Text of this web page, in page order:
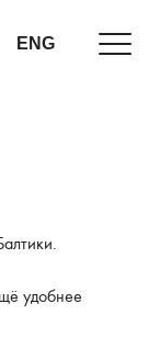
ENG
удобнее